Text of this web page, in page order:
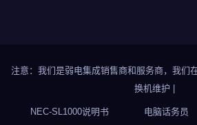
注意：我们是弱电集成销售商和服务商，我们
换机维护
NEC-SL1000说明书 电脑话务员